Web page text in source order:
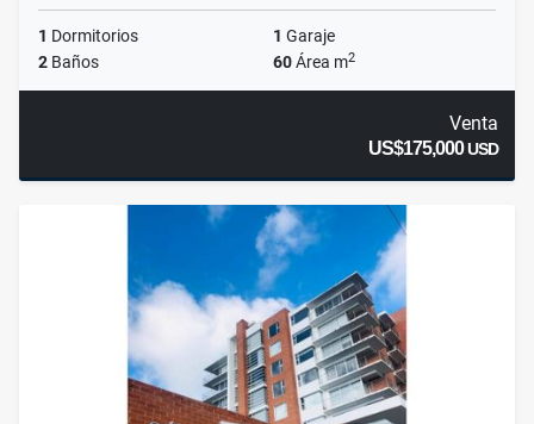
1 Dormitorios 1 Garaje
2 Baños 60Área m2
Venta
US$175,000USD